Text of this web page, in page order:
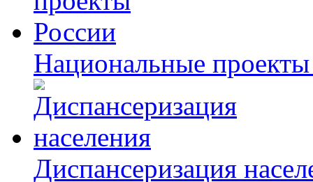
Национальные
Диспансеризация